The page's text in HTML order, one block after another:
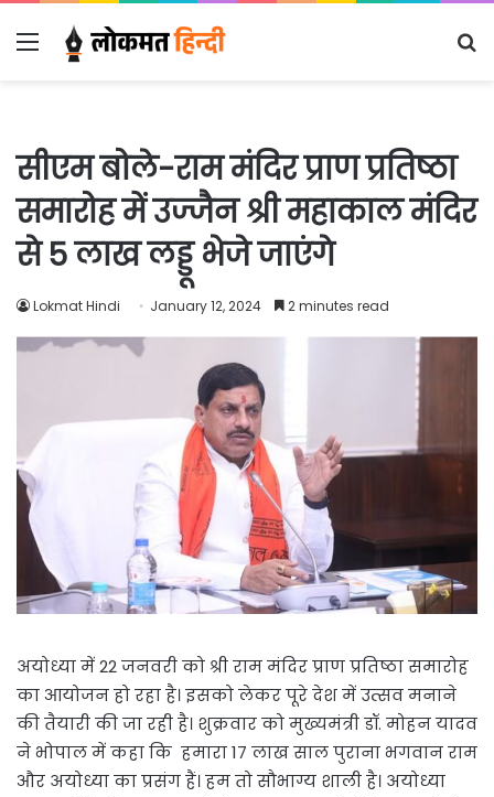
Menu
सीएम बोले-राम मंदिर प्राण प्रतिष्ठा
समारोह में उज्जैन श्री महाकाल मंदिर
से 5 लाख लड्डू भेजे जाएंगे
Lokmat Hindi January 12, 2024 2 minutes read
अयोध्या में 22 जनवरी को श्री राम मंदिर प्राण प्रतिष्ठा समारोह
का आयोजन हो रहा है। इसको लेकर पूरे देश में उत्सव मनाने
की तैयारी की जा रही है। शुक्रवार को मुख्यमंत्री डॉ. मोहन यादव
ने भोपाल में कहा कि हमारा 17 लाख साल पुराना भगवान राम
और अयोध्या का प्रसंग हैं। हम तो सौभाग्य शाली है। अयोध्या